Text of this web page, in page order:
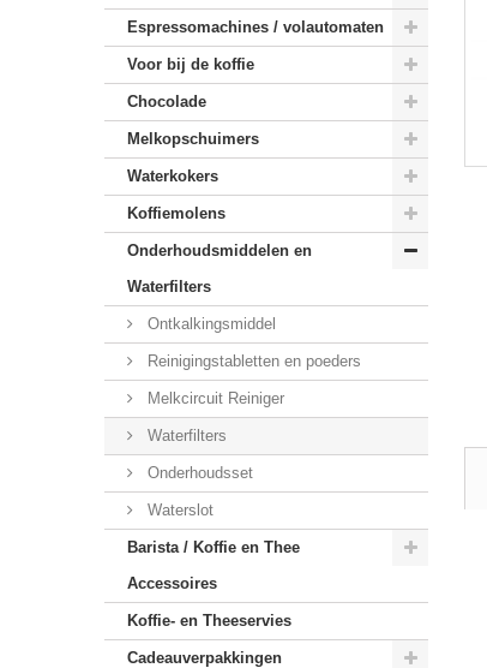
Espressomachines / volautomaten
Voor bij de koffie
Chocolade
Melkopschuimers
Waterkokers
Koffiemolens
Onderhoudsmiddelen en
Waterfilters
Ontkalkingsmiddel
Reinigingstabletten en poeders
Melkcircuit Reiniger
Waterfilters
Onderhoudsset
Waterslot
Barista / Koffie en Thee
Accessoires
Koffie- en Theeservies
Cadeauverpakkingen